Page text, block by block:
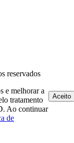
reservados
e melhorar a
tratamento
Ao continuar
de
Aceito